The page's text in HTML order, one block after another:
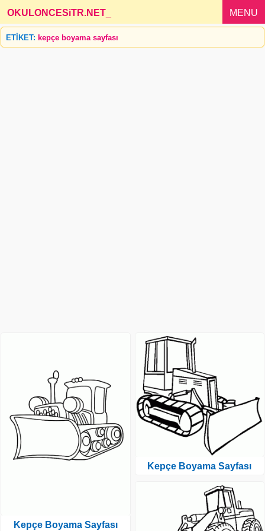
OKULONCESiTR.NET MENU
ETİKET: kepçe boyama sayfası
Kepçe Boyama Sayfası
Kepçe Boyama Sayfası